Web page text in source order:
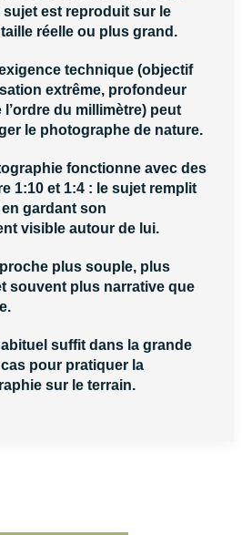
sujet est reproduit sur le
réelle ou plus grand.
technique (objectif
extrême, profondeur
l’ordre du millimètre) peut
le photographe de nature.
fonctionne avec des
1:10 et 1:4 : le sujet remplit
gardant son
visible autour de lui.
plus souple, plus
souvent plus narrative que
suffit dans la grande
pour pratiquer la
sur le terrain.